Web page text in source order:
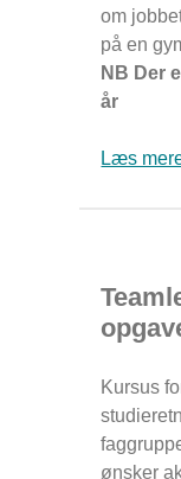
om
på en
NB Der
år
Læs
Kursus
ønsker